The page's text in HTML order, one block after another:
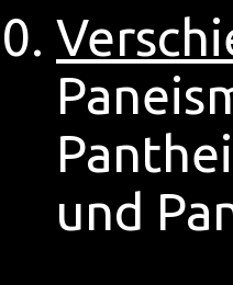
und